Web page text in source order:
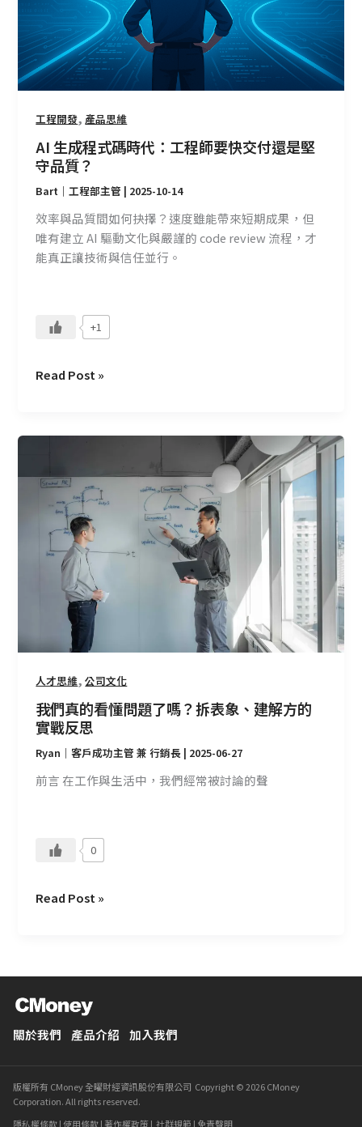
工程開發, 產品思維
AI 生成程式碼時代：工程師要快交付還是堅
守品質？
Bart｜工程部主管 | 2025-10-14
效率與品質間如何抉擇？速度雖能帶來短期成果，但
唯有建立 AI 驅動文化與嚴謹的 code review 流程，才
能真正讓技術與信任並行。
+1
代：
工
程
師
要
快
付
還
是
堅
守
品
Read Post »
人才思維,公司文化
我們真的看懂問題了嗎？拆表象、建解方的
實戰反思
Ryan｜客戶成功主管 兼 行銷長 | 2025-06-27
前言 在工作與生活中，我們經常被討論的聲
0
真
問
表
象、
解
方
的
實
Read Post »
關於我們 產品介紹 加入我們
版權所有 CMoney 全曜財經資訊股份有限公司 Copyright © 2026 CMoney
Corporation. All rights reserved.
隱私權條款|使用條款| 著作權政策| 社群規範 | 免責聲明